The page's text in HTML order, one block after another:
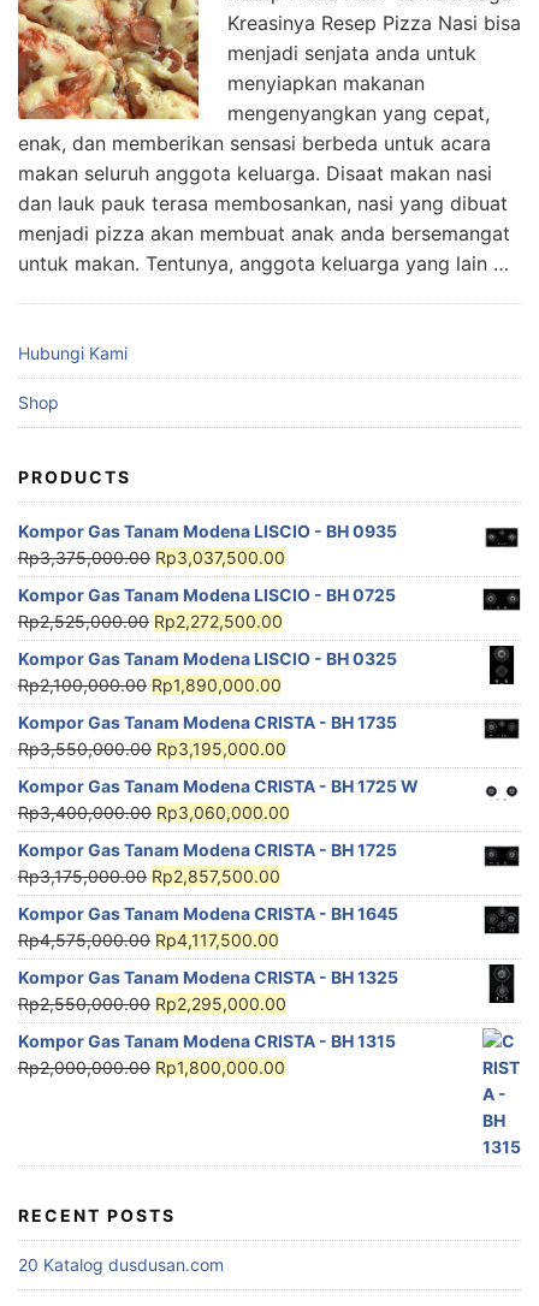
Kreasinya Resep Pizza Nasi bisa
menjadi senjata anda untuk
menyiapkan makanan
mengenyangkan yang cepat,
enak, dan memberikan sensasi berbeda untuk acara
makan seluruh anggota keluarga. Disaat makan nasi
dan lauk pauk terasa membosankan, nasi yang dibuat
menjadi pizza akan membuat anak anda bersemangat
untuk makan. Tentunya, anggota keluarga yang lain …
Hubungi Kami
Shop
PRODUCTS
Kompor Gas Tanam Modena LISCIO - BH 0935
Rp3,375,000.00 Rp3,037,500.00
Kompor Gas Tanam Modena LISCIO - BH 0725
Rp2,525,000.00 Rp2,272,500.00
Kompor Gas Tanam Modena LISCIO - BH 0325
Rp2,100,000.00 Rp1,890,000.00
Kompor Gas Tanam Modena CRISTA - BH 1735
Rp3,550,000.00 Rp3,195,000.00
Kompor Gas Tanam Modena CRISTA - BH 1725 W
Rp3,400,000.00 Rp3,060,000.00
Kompor Gas Tanam Modena CRISTA - BH 1725
Rp3,175,000.00 Rp2,857,500.00
Kompor Gas Tanam Modena CRISTA - BH 1645
Rp4,575,000.00 Rp4,117,500.00
Kompor Gas Tanam Modena CRISTA - BH 1325
Rp2,550,000.00 Rp2,295,000.00
Kompor Gas Tanam Modena CRISTA - BH 1315
Rp2,000,000.00 Rp1,800,000.00
RECENT POSTS
20 Katalog dusdusan.com